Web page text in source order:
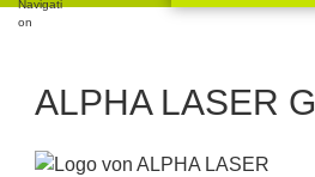
ALPHA LASER